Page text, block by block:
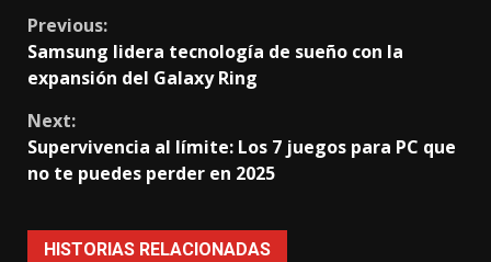
Continue
Reading
Previous:
Samsung lidera tecnología de sueño con la
expansión del Galaxy Ring
Next:
Supervivencia al límite: Los 7 juegos para PC que
no te puedes perder en 2025
HISTORIAS RELACIONADAS